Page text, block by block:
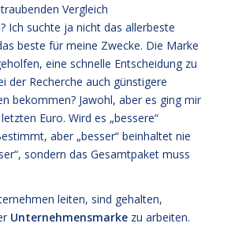
Vergleich
Ich suchte ja nicht das allerbeste
beste für meine Zwecke. Die Marke
eine schnelle Entscheidung zu
der Recherche auch günstigere
bekommen? Jawohl, aber es ging mir
Euro. Wird es „bessere“
aber „besser“ beinhaltet nie
sondern das Gesamtpaket muss
leiten, sind gehalten,
Unternehmensmarkezu arbeiten.